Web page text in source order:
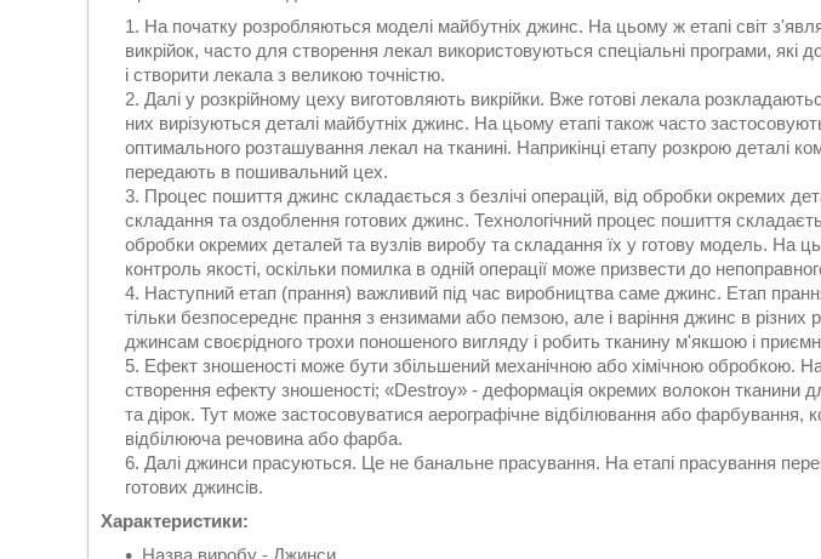
На початку розробляються моделі майбутніх джинс. На цьому ж етапі світ
викрійок, часто для створення лекал використовуються спеціальні програми, які
і створити лекала з великою точністю.
Далі у розкрійному цеху виготовляють викрійки. Вже готові лекала
них вирізуються деталі майбутніх джинс. На цьому етапі також часто
оптимального розташування лекал на тканині. Наприкінці етапу розкрою деталі
передають в пошивальний цех.
Процес пошиття джинс складається з безлічі операцій, від обробки окремих
складання та оздоблення готових джинс. Технологічний процес пошиття
обробки окремих деталей та вузлів виробу та складання їх у готову модель. На
контроль якості, оскільки помилка в одній операції може призвести до
Наступний етап (прання) важливий під час виробництва саме джинс. Етап
тільки безпосереднє прання з ензимами або пемзою, але і варіння джинс в різних
джинсам своєрідного трохи поношеного вигляду і робить тканину м'якшою і
Ефект зношеності може бути збільшений механічною або хімічною обробкою.
створення ефекту зношеності; «Destroy» - деформація окремих волокон тканини
та дірок. Тут може застосовуватися аерографічне відбілювання або фарбування,
відбілююча речовина або фарба.
Далі джинси прасуються. Це не банальне прасування. На етапі прасування
готових джинсів.
Характеристики: